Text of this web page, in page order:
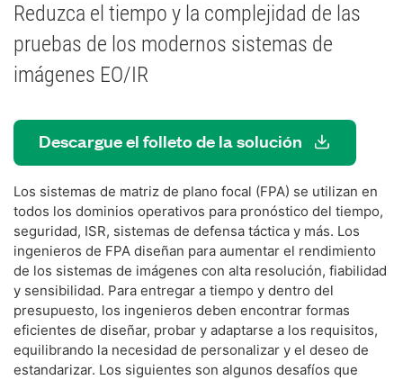
Reduzca el tiempo y la complejidad de las
pruebas de los modernos sistemas de
imágenes EO/IR
Descargue el folleto de la solución
Los sistemas de matriz de plano focal (FPA) se utilizan en
todos los dominios operativos para pronóstico del tiempo,
seguridad, ISR, sistemas de defensa táctica y más. Los
ingenieros de FPA diseñan para aumentar el rendimiento
de los sistemas de imágenes con alta resolución, fiabilidad
y sensibilidad. Para entregar a tiempo y dentro del
presupuesto, los ingenieros deben encontrar formas
eficientes de diseñar, probar y adaptarse a los requisitos,
equilibrando la necesidad de personalizar y el deseo de
estandarizar. Los siguientes son algunos desafíos que